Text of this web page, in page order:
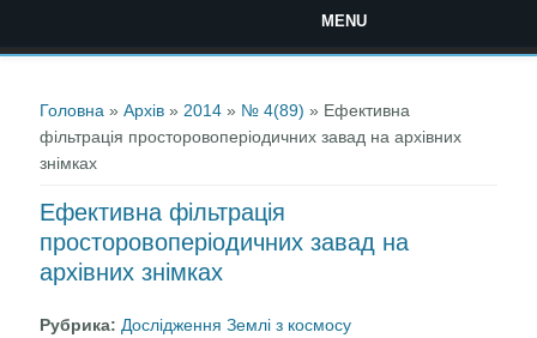
MENU
Головна »Архів » 2014 » № 4(89) » Ефективна
фільтрація просторовоперіодичних завад на архівних
знімках
Ефективна фільтрація
просторовоперіодичних завад на
архівних знімках
Рубрика: Дослідження Землі з космосу